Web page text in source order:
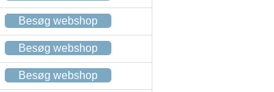
Besøg webshop
Besøg webshop
Besøg webshop